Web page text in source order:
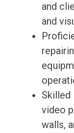
and
and
Skilled
video
walls,